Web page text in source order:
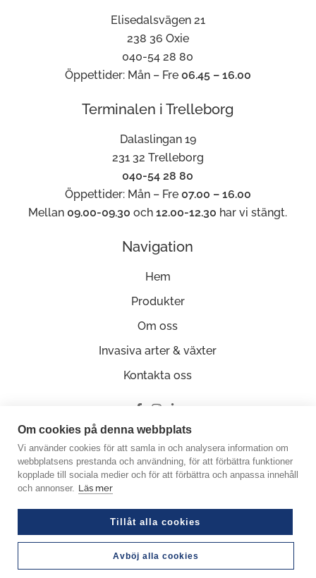
Elisedalsvägen 21
238 36 Oxie
040-54 28 80
Öppettider: Mån – Fre 06.45 – 16.00
Terminalen i Trelleborg
Dalaslingan 19
231 32 Trelleborg
040-54 28 80
Öppettider: Mån – Fre 07.00 – 16.00
Mellan09.00-09.30 och12.00-12.30 har vi stängt.
Navigation
Hem
Produkter
Om oss
Invasiva arter & växter
Kontakta oss
Ge oss en recension på Google
© Copyright 2026 Miljöfabriken
Org.nummer: 556585-0848
Om cookies på denna webbplats
Vi använder cookies för att samla in och analysera information om
webbplatsens prestanda och användning, för att förbättra funktioner
kopplade till sociala medier och för att förbättra och anpassa innehåll
och annonser. Läs mer
Tillåt alla cookies
Avböj alla cookies